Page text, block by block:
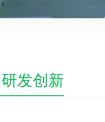
研发创新